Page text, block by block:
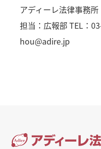
アディーレ法律事務所
担当：広報部 TEL
hou@adire.jp